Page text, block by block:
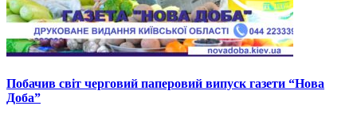
Побачив світ черговий паперовий випуск газети “Нова
Доба”